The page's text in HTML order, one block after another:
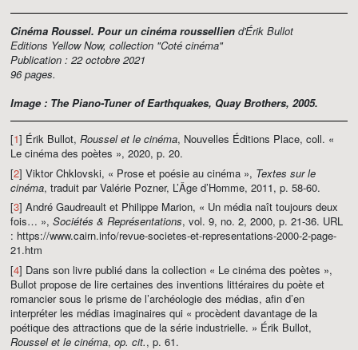
Cinéma Roussel. Pour un cinéma roussellien d'Érik Bullot
Editions Yellow Now, collection "Coté cinéma"
Publication : 22 octobre 2021
96 pages.
Image : The Piano-Tuner of Earthquakes, Quay Brothers, 2005.
[1] Érik Bullot, Roussel et le cinéma, Nouvelles Éditions Place, coll. «
Le cinéma des poètes », 2020, p. 20.
[2] Viktor Chklovski, « Prose et poésie au cinéma », Textes sur le
cinéma, traduit par Valérie Pozner, L’Âge d’Homme, 2011, p. 58‑60.
[3] André Gaudreault et Philippe Marion, « Un média naît toujours deux
fois… », Sociétés & Représentations, vol. 9, no. 2, 2000, p. 21-36. URL
: https://www.cairn.info/revue-societes-et-representations-2000-2-page-
21.htm
[4] Dans son livre publié dans la collection « Le cinéma des poètes »,
Bullot propose de lire certaines des inventions littéraires du poète et
romancier sous le prisme de l’archéologie des médias, afin d’en
interpréter les médias imaginaires qui « procèdent davantage de la
poétique des attractions que de la série industrielle. » Érik Bullot,
Roussel et le cinéma, op. cit., p. 61.